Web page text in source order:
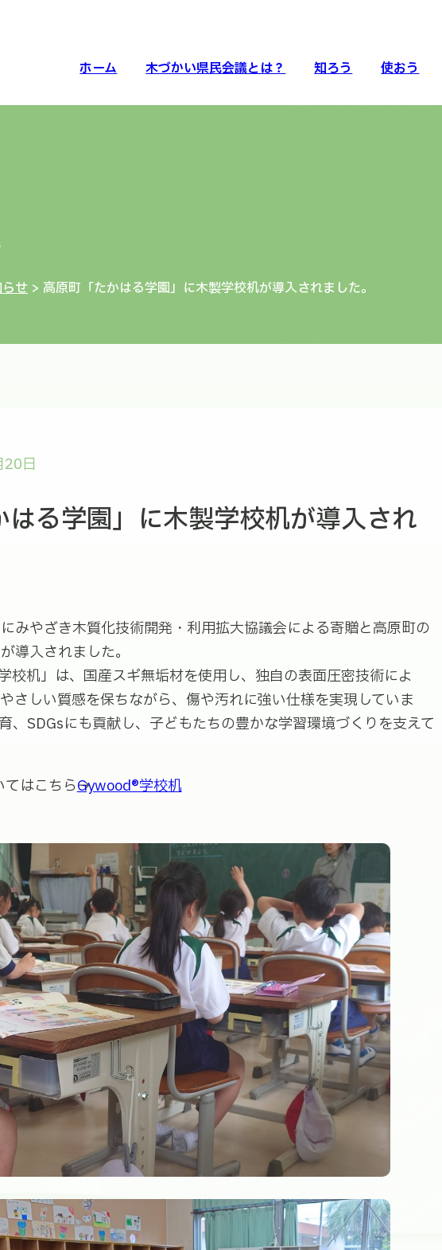
ホーム 木づかい県民会議とは？ 知ろう 使おう
せ > 高原町「たかはる学園」に木製学校机が導入されました。
日
はる学園」に木製学校机が導入され
みやざき木質化技術開発・利用拡大協議会による寄贈と高原町の
導入されました。
校机」は、国産スギ無垢材を使用し、独自の表面圧密技術によ
さしい質感を保ちながら、傷や汚れに強い仕様を実現していま
、SDGsにも貢献し、子どもたちの豊かな学習環境づくりを支えて
はこちら→Gywood®学校机